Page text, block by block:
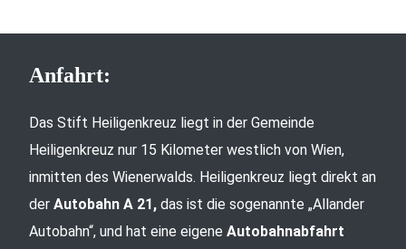
Anfahrt:
Das Stift Heiligenkreuz liegt in der Gemeinde
Heiligenkreuz nur 15 Kilometer westlich von Wien,
inmitten des Wienerwalds. Heiligenkreuz liegt direkt an
der Autobahn A 21, das ist die sogenannte „Allander
Autobahn“, und hat eine eigene Autobahnabfahrt